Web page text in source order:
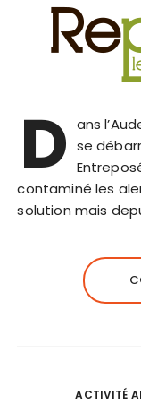
D ans
se
contaminé les
solution mais
ACTIVITÉ